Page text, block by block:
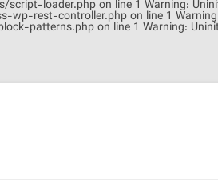
loader.php on line 1 Warning:
rest-controller.php on line 1
patterns.php on line 1 Warning: